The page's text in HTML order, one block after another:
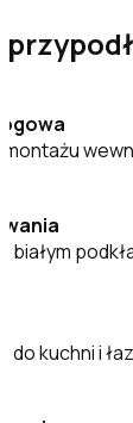
montażu
białym
do kuchni i